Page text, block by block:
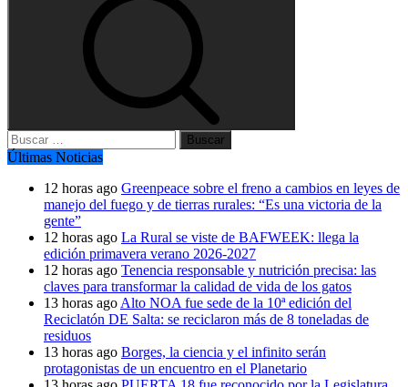
Buscar:
Últimas Noticias
12 horas ago Greenpeace sobre el freno a cambios en leyes de
manejo del fuego y de tierras rurales: “Es una victoria de la
gente”
12 horas ago La Rural se viste de BAFWEEK: llega la
edición primavera verano 2026-2027
12 horas ago Tenencia responsable y nutrición precisa: las
claves para transformar la calidad de vida de los gatos
13 horas ago Alto NOA fue sede de la 10ª edición del
Reciclatón DE Salta: se reciclaron más de 8 toneladas de
residuos
13 horas ago Borges, la ciencia y el infinito serán
protagonistas de un encuentro en el Planetario